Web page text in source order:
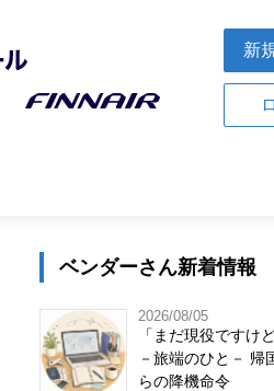
新
ベンダーさん新着情報
2026/08/05
「まだ現役ですけ
－旅端のひと－ 帰
らの降機命令